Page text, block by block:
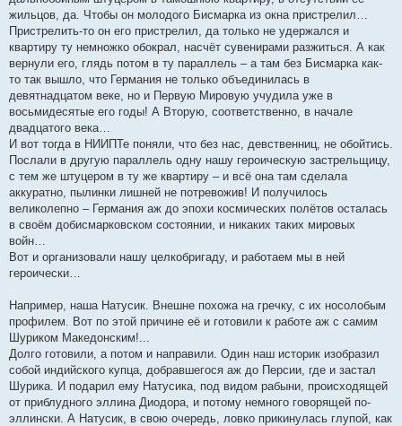
жильцов, да. Чтобы он молодого Бисмарка из окна пристрелил…
Пристрелить-то он его пристрелил, да только не удержался и
квартиру ту немножко обокрал, насчёт сувенирами разжиться. А как
вернули его, глядь потом в ту параллель – а там без Бисмарка как-
то так вышло, что Германия не только объединилась в
девятнадцатом веке, но и Первую Мировую учудила уже в
восьмидесятые его годы! А Вторую, соответственно, в начале
двадцатого века…
И вот тогда в НИИПТе поняли, что без нас, девственниц, не обойтись.
Послали в другую параллель одну нашу героическую застрельщицу,
с тем же штуцером в ту же квартиру – и всё она там сделала
аккуратно, пылинки лишней не потревожив! И получилось
великолепно – Германия аж до эпохи космических полётов осталась
в своём добисмарковском состоянии, и никаких таких мировых
войн…
Вот и организовали нашу целкобригаду, и работаем мы в ней
героически…
Например, наша Натусик. Внешне похожа на гречку, с их носолобым
профилем. Вот по этой причине её и готовили к работе аж с самим
Шуриком Македонским!...
Долго готовили, а потом и направили. Один наш историк изобразил
собой индийского купца, добравшегося аж до Персии, где и застал
Шурика. И подарил ему Натусика, под видом рабыни, происходящей
от приблудного эллина Диодора, и потому немного говорящей по-
эллински. А Натусик, в свою очередь, ловко прикинулась глупой, как